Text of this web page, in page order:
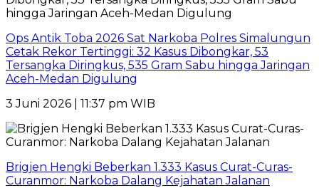
Ops Antik Toba 2026 Sat Narkoba Polres Simalungun
Cetak Rekor Tertinggi: 32 Kasus Dibongkar, 53
Tersangka Diringkus, 535 Gram Sabu hingga Jaringan
Aceh-Medan Digulung
3 Juni 2026 | 11:37 pm WIB
Brigjen Hengki Beberkan 1.333 Kasus Curat-Curas-
Curanmor: Narkoba Dalang Kejahatan Jalanan